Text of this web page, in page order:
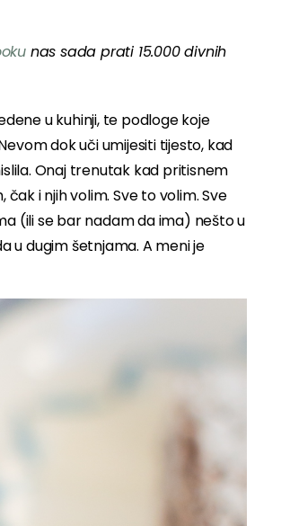
nas sada prati 15.000 divnih
u kuhinji, te podloge koje
dok uči umijesiti tijesto, kad
Onaj trenutak kad pritisnem
i njih volim. Sve to volim. Sve
(ili se bar nadam da ima) nešto u
u dugim šetnjama. A meni je